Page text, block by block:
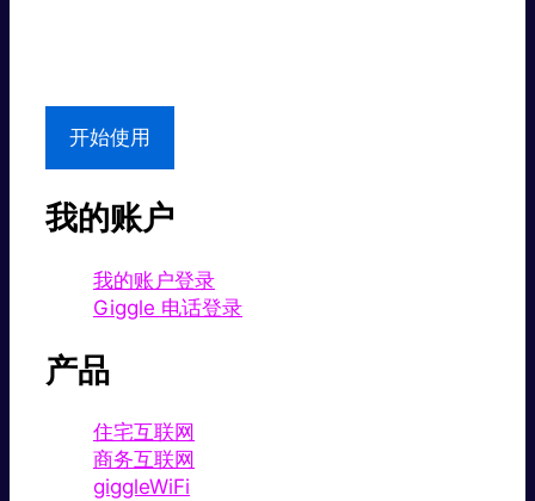
开始使用
我的账户
我的账户登录
Giggle 电话登录
产品
住宅互联网
商务互联网
giggleWiFi